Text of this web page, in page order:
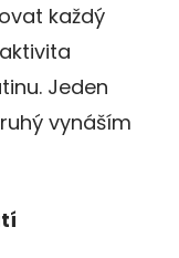
každý
Jeden
vynáším